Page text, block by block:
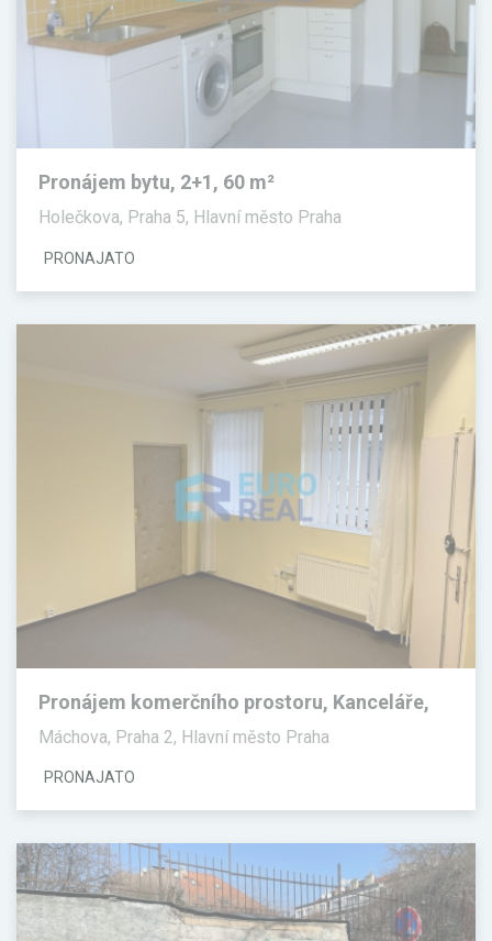
Pronájem bytu, 2+1, 60 m²
Holečkova, Praha 5, Hlavní město Praha
PRONAJATO
Pronájem komerčního prostoru, Kanceláře,
30 m²
Máchova, Praha 2, Hlavní město Praha
PRONAJATO